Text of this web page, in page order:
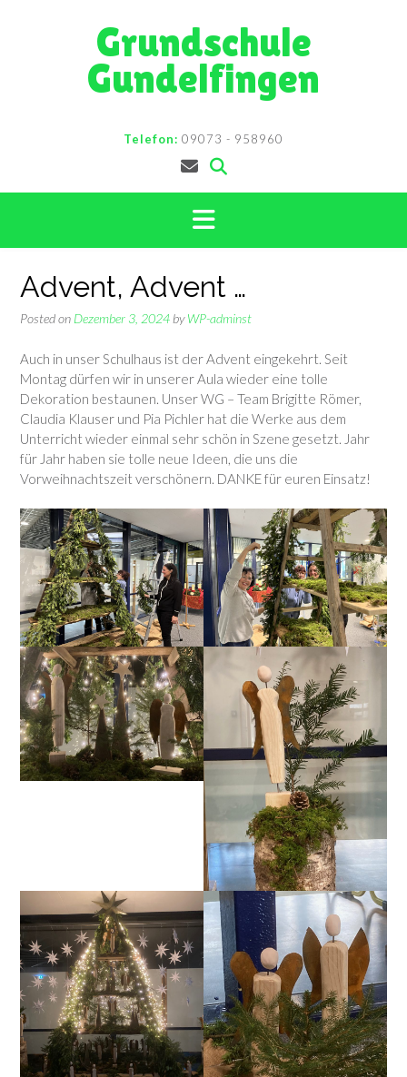
Grundschule
Gundelfingen
Telefon: 09073 - 958960
Advent, Advent …
Posted on Dezember 3, 2024 byWP-adminst
Auch in unser Schulhaus ist der Advent eingekehrt. Seit
Montag dürfen wir in unserer Aula wieder eine tolle
Dekoration bestaunen. Unser WG – Team Brigitte Römer,
Claudia Klauser und Pia Pichler hat die Werke aus dem
Unterricht wieder einmal sehr schön in Szene gesetzt. Jahr
für Jahr haben sie tolle neue Ideen, die uns die
Vorweihnachtszeit verschönern. DANKE für euren Einsatz!